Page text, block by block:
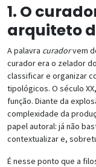
1. O
arquiteto
A palavra curadorvem
curador era o zelador
classificar e organizar
tipológicos. O século
função. Diante da
complexidade da
papel autoral: já não
contextualizar e,
É nesse ponto que a